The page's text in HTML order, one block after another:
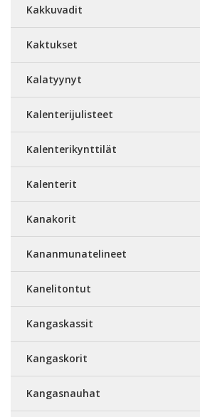
Kakkuvadit
Kaktukset
Kalatyynyt
Kalenterijulisteet
Kalenterikynttilät
Kalenterit
Kanakorit
Kananmunatelineet
Kanelitontut
Kangaskassit
Kangaskorit
Kangasnauhat